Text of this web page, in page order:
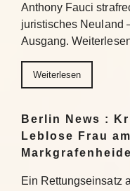
Anthony Fauci
juristisches Neuland
Ausgang.
Weiterlesen
Berlin News :
Leblose Frau
Ein Rettungseinsatz